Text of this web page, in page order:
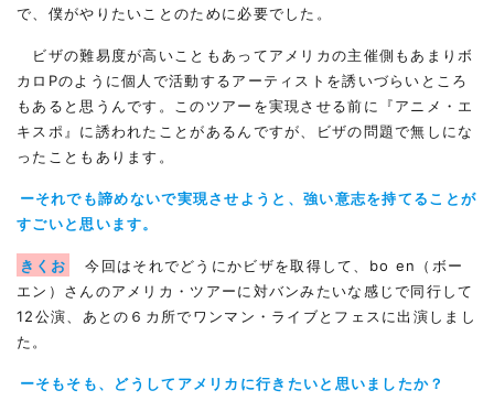
で、僕がやりたいことのために必要でした。
ビザの難易度が高いこともあってアメリカの主催側もあまりボ
カロPのように個人で活動するアーティストを誘いづらいところ
もあると思うんです。このツアーを実現させる前に『アニメ・エ
キスポ』に誘われたことがあるんですが、ビザの問題で無しにな
ったこともあります。
ーそれでも諦めないで実現させようと、強い意志を持てることが
すごいと思います。
きくお
今回はそれでどうにかビザを取得して、bo en（ボー
エン）さんのアメリカ・ツアーに対バンみたいな感じで同行して
12公演、あとの６カ所でワンマン・ライブとフェスに出演しまし
た。
ーそもそも、どうしてアメリカに行きたいと思いましたか？